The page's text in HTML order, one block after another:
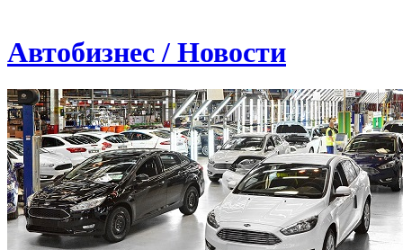
Автобизнес / Новости